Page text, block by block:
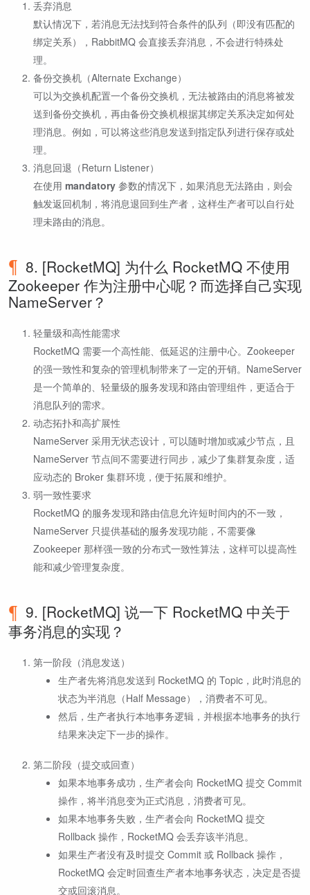
丢弃消息
默认情况下，若消息无法找到符合条件的队列（即没有匹配的
绑定关系），RabbitMQ 会直接丢弃消息，不会进行特殊处
理。
备份交换机（Alternate Exchange）
可以为交换机配置一个备份交换机，无法被路由的消息将被发
送到备份交换机，再由备份交换机根据其绑定关系决定如何处
理消息。例如，可以将这些消息发送到指定队列进行保存或处
理。
消息回退（Return Listener）
在使用 mandatory 参数的情况下，如果消息无法路由，则会
触发返回机制，将消息退回到生产者，这样生产者可以自行处
理未路由的消息。
8. [RocketMQ] 为什么 RocketMQ 不使用
Zookeeper 作为注册中心呢？而选择自己实现
NameServer？
轻量级和高性能需求
RocketMQ 需要一个高性能、低延迟的注册中心。Zookeeper
的强一致性和复杂的管理机制带来了一定的开销。NameServer
是一个简单的、轻量级的服务发现和路由管理组件，更适合于
消息队列的需求。
动态拓扑和高扩展性
NameServer 采用无状态设计，可以随时增加或减少节点，且
NameServer 节点间不需要进行同步，减少了集群复杂度，适
应动态的 Broker 集群环境，便于拓展和维护。
弱一致性要求
RocketMQ 的服务发现和路由信息允许短时间内的不一致，
NameServer 只提供基础的服务发现功能，不需要像
Zookeeper 那样强一致的分布式一致性算法，这样可以提高性
能和减少管理复杂度。
9. [RocketMQ] 说一下 RocketMQ 中关于
事务消息的实现？
第一阶段（消息发送）
生产者先将消息发送到 RocketMQ 的 Topic，此时消息的
状态为半消息（Half Message），消费者不可见。
然后，生产者执行本地事务逻辑，并根据本地事务的执行
结果来决定下一步的操作。
第二阶段（提交或回查）
如果本地事务成功，生产者会向 RocketMQ 提交 Commit
操作，将半消息变为正式消息，消费者可见。
如果本地事务失败，生产者会向 RocketMQ 提交
Rollback 操作，RocketMQ 会丢弃该半消息。
如果生产者没有及时提交 Commit 或 Rollback 操作，
RocketMQ 会定时回查生产者本地事务状态，决定是否提
交或回滚消息。